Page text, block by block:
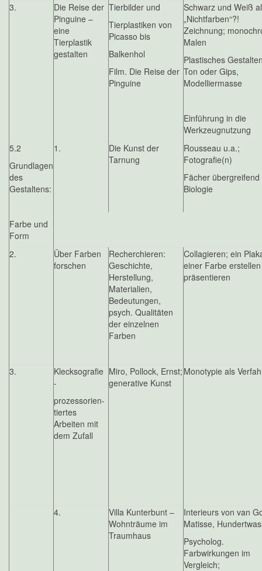
3.
Die Reise der
Pinguine –
eine
Tierplastik
gestalten
Tierbilder und
Tierplastiken von
Picasso bis
Balkenhol
Film. Die Reise der
Pinguine
Schwarz und Weiß
„Nichtfarben“?!
Zeichnung;
Malen
Plastisches
Ton oder Gips,
Modelliermasse
Einführung in die
Werkzeugnutzung
5.2
Grundlagen
des
Gestaltens:
Farbe und
Form
1.
Die Kunst der
Tarnung
Rousseau u.a.;
Fotografie(n)
Fächer übergreifend
Biologie
2.
Über Farben
forschen
Recherchieren:
Geschichte,
Herstellung,
Materialien,
Bedeutungen,
psych. Qualitäten
der einzelnen
Farben
Collagieren; ein
einer Farbe
präsentieren
3.
Klecksografie
-
prozessorien-
tiertes
Arbeiten mit
dem Zufall
Miro, Pollock, Ernst;
generative Kunst
Monotypie als
4.
Villa Kunterbunt –
Wohnträume im
Traumhaus
Interieurs von van
Matisse,
Psycholog.
Farbwirkungen im
Vergleich;